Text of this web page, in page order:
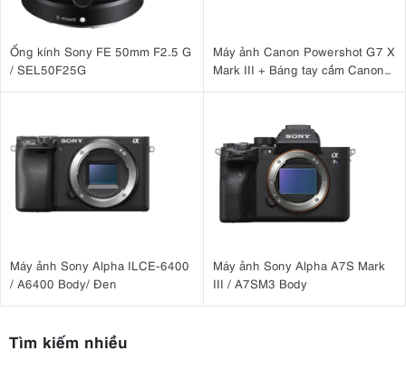
Ống kính Sony FE 50mm F2.5 G
/ SEL50F25G
Máy ảnh Canon Powershot G7 X
Mark III + Báng tay cầm Canon
Máy ảnh Sony Alpha ILCE-6400
/ A6400 Body/ Đen
Máy ảnh Sony Alpha A7S Mark
III / A7SM3 Body
Tìm kiếm nhiều